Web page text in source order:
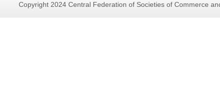
Copyright 2024 Central Federation of Societies of Commerce